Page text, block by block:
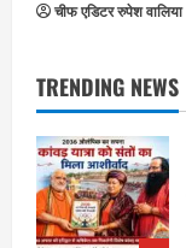
चीफ एडिटर रुपेश वालिया
TRENDING NEWS
2